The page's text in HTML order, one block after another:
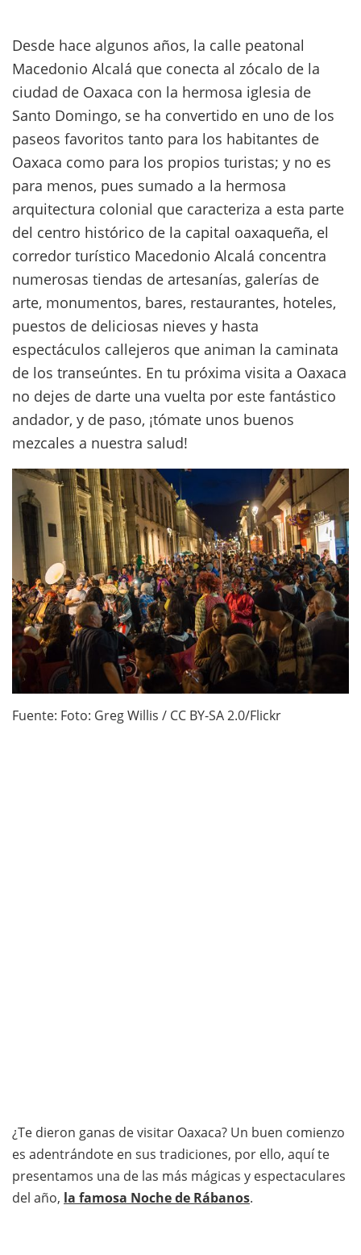
Desde hace algunos años, la calle peatonal
Macedonio Alcalá que conecta al zócalo de la
ciudad de Oaxaca con la hermosa iglesia de
Santo Domingo, se ha convertido en uno de los
paseos favoritos tanto para los habitantes de
Oaxaca como para los propios turistas; y no es
para menos, pues sumado a la hermosa
arquitectura colonial que caracteriza a esta parte
del centro histórico de la capital oaxaqueña, el
corredor turístico Macedonio Alcalá concentra
numerosas tiendas de artesanías, galerías de
arte, monumentos, bares, restaurantes, hoteles,
puestos de deliciosas nieves y hasta
espectáculos callejeros que animan la caminata
de los transeúntes. En tu próxima visita a Oaxaca
no dejes de darte una vuelta por este fantástico
andador, y de paso, ¡tómate unos buenos
mezcales a nuestra salud!
Fuente: Foto: Greg Willis / CC BY-SA 2.0/Flickr
¿Te dieron ganas de visitar Oaxaca? Un buen comienzo
es adentrándote en sus tradiciones, por ello, aquí te
presentamos una de las más mágicas y espectaculares
del año, la famosa Noche de Rábanos.